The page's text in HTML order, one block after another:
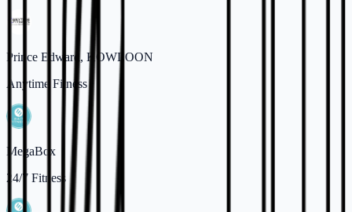
Prince Edward, KOWLOON
Anytime Fitness
MegaBox
24/7 Fitness